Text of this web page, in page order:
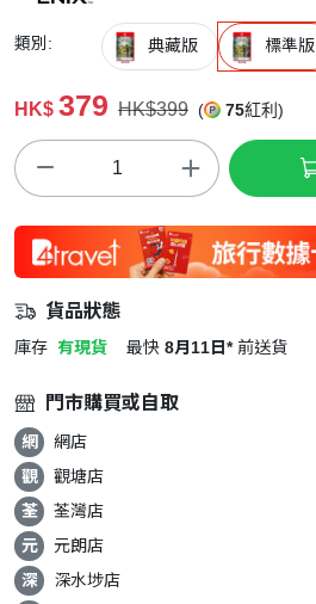
類別: 典藏版 標準版
HK$ 379 HK$399 ( 75紅利)
貨品狀態
庫存 有現貨 最快 8月11日* 前送貨
門市購買或自取
網 網店
觀
觀塘店
荃
荃灣店
元
元朗店
深
深水埗店